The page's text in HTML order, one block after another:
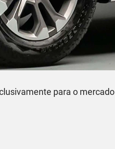
para o mercado